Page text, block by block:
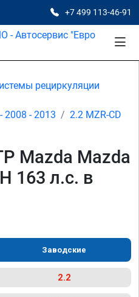
+7 499 113-46-91
рециркуляции
2008 - 2013
2.2 MZR-CD
Mazda Mazda
163 л.с. в
Заводские
2.2